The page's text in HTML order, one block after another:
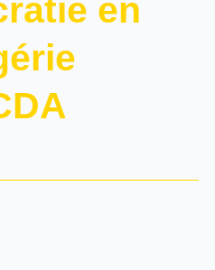
en